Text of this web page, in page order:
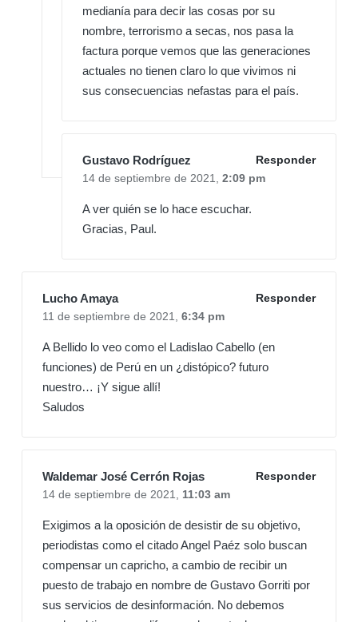
medianía para decir las cosas por su
nombre, terrorismo a secas, nos pasa la
factura porque vemos que las generaciones
actuales no tienen claro lo que vivimos ni
sus consecuencias nefastas para el país.
Gustavo Rodríguez
Responder
14 de septiembre de 2021, 2:09 pm
A ver quién se lo hace escuchar.
Gracias, Paul.
Lucho Amaya
Responder
11 de septiembre de 2021, 6:34 pm
A Bellido lo veo como el Ladislao Cabello (en
funciones) de Perú en un ¿distópico? futuro
nuestro… ¡Y sigue allí!
Saludos
Waldemar José Cerrón Rojas
Responder
14 de septiembre de 2021, 11:03 am
Exigimos a la oposición de desistir de su objetivo,
periodistas como el citado Angel Paéz solo buscan
compensar un capricho, a cambio de recibir un
puesto de trabajo en nombre de Gustavo Gorriti por
sus servicios de desinformación. No debemos